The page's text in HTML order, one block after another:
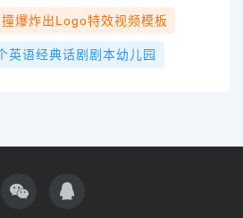
爆炸出logo特效视频模板
英语经典话剧剧本幼儿园